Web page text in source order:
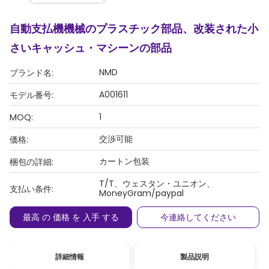
自動支払機機械のプラスチック部品、改装された小
さいキャッシュ・マシーンの部品
ブランド名:
NMD
モデル番号:
A001611
MOQ:
1
価格:
交渉可能
梱包の詳細:
カートン包装
支払い条件:
T/T、ウェスタン・ユニオン、
MoneyGram/paypal
最高 の 価格 を 入手 する
今連絡してください
詳細情報 製品説明